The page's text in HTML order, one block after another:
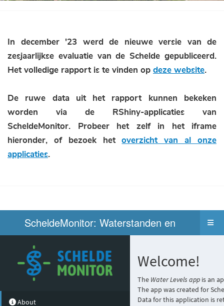
In december '23 werd de nieuwe versie van de
zesjaarlijkse evaluatie van de Schelde gepubliceerd.
Het volledige rapport is te vinden op deze website.
De ruwe data uit het rapport kunnen bekeken
worden via de RShiny-applicaties van
ScheldeMonitor. Probeer het zelf in het iframe
hieronder, of bezoek hetoverzicht van al onze
applicaties.